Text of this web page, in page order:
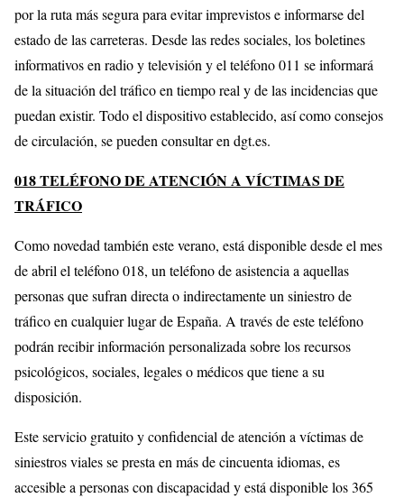
por la ruta más segura para evitar imprevistos e informarse del
estado de las carreteras. Desde las redes sociales, los boletines
informativos en radio y televisión y el teléfono 011 se informará
de la situación del tráfico en tiempo real y de las incidencias que
puedan existir. Todo el dispositivo establecido, así como consejos
de circulación, se pueden consultar en dgt.es.
018 TELÉFONO DE ATENCIÓN A VÍCTIMAS DE
TRÁFICO
Como novedad también este verano, está disponible desde el mes
de abril el teléfono 018, un teléfono de asistencia a aquellas
personas que sufran directa o indirectamente un siniestro de
tráfico en cualquier lugar de España. A través de este teléfono
podrán recibir información personalizada sobre los recursos
psicológicos, sociales, legales o médicos que tiene a su
disposición.
Este servicio gratuito y confidencial de atención a víctimas de
siniestros viales se presta en más de cincuenta idiomas, es
accesible a personas con discapacidad y está disponible los 365